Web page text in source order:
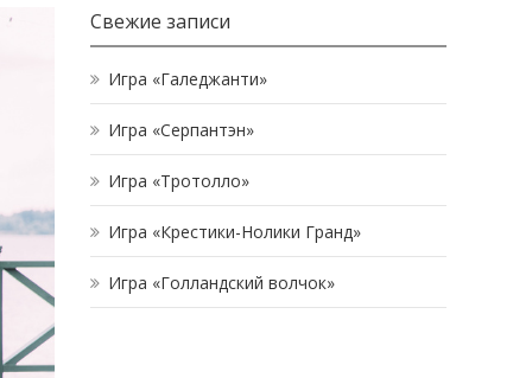
Свежие записи
Игра «Галеджанти»
Игра «Серпантэн»
Игра «Тротолло»
Игра «Крестики-Нолики Гранд»
Игра «Голландский волчок»